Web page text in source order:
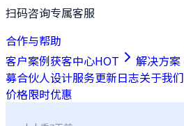
扫码咨询专属客服
合作与帮助
客户案例获客中心HOT 解决方案
募合伙人设计服务更新日志关于我们
价格限时优惠